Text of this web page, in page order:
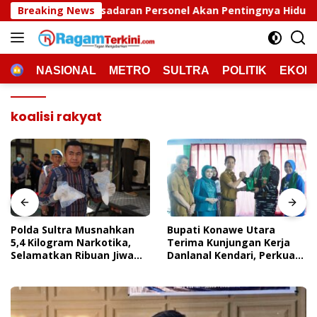
Langsung
ke
konten
Breaking News
Personel Akan Pentingnya Hidup Sehat Polda
HOMENASIONAL METRO SULTRA POLITIK
koalisi rakyat
Polda Sultra Musnahkan
5,4 Kilogram Narkotika,
Selamatkan Ribuan Jiwa
Bupati Konawe Utara
Terima Kunjungan Kerja
Danlanal Kendari, Perkuat